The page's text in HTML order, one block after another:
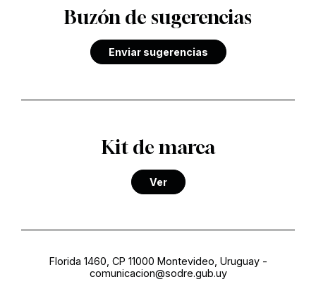
Buzón de sugerencias
Enviar sugerencias
Kit de marca
Ver
Florida 1460, CP 11000 Montevideo, Uruguay-
comunicacion@sodre.gub.uy